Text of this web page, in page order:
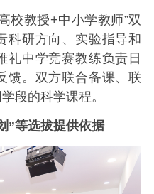
教授+中小学教师”双
科研方向、实验指导和
礼中学竞赛教练负责日
馈。双方联合备课、联
段的科学课程。
等选拔提供依据